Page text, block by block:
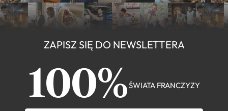
ZAPISZ SIĘ DO NEWSLETTERA
100%ŚWIATA FRANCZYZY